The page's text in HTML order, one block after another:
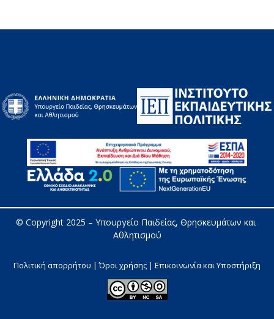
© Copyright 2025 – Υπουργείο Παιδείας, Θρησκευμάτων και
Αθλητισμού
Πολιτική απορρήτου | Όροι χρήσης | Επικοινωνία και Υποστήριξη